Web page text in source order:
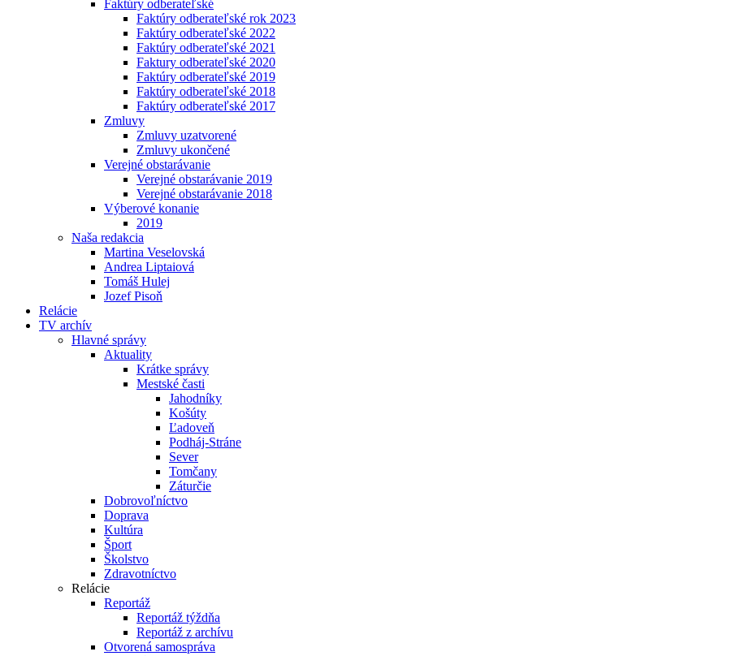
Faktúry odberateľské
Faktúry odberateľské rok 2023
Faktúry odberateľské 2022
Faktúry odberateľské 2021
Faktury odberateľské 2020
Faktúry odberateľské 2019
Faktúry odberateľské 2018
Faktúry odberateľské 2017
Zmluvy
Zmluvy uzatvorené
Zmluvy ukončené
Verejné obstarávanie
Verejné obstarávanie 2019
Verejné obstarávanie 2018
Výberové konanie
2019
Naša redakcia
Martina Veselovská
Andrea Liptaiová
Tomáš Hulej
Jozef Pisoň
Relácie
TV archív
Hlavné správy
Aktuality
Krátke správy
Mestské časti
Jahodníky
Košúty
Ľadoveň
Podháj-Stráne
Sever
Tomčany
Záturčie
Dobrovoľníctvo
Doprava
Kultúra
Šport
Školstvo
Zdravotníctvo
Relácie
Reportáž
Reportáž týždňa
Reportáž z archívu
Otvorená samospráva